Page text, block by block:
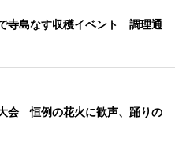
寺島なす収穫イベント 調理通
会 恒例の花火に歓声、踊りの